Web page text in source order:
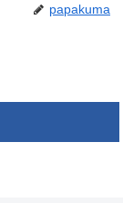
papakuma